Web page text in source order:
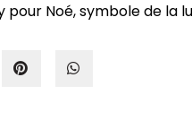
pour Noé, symbole de